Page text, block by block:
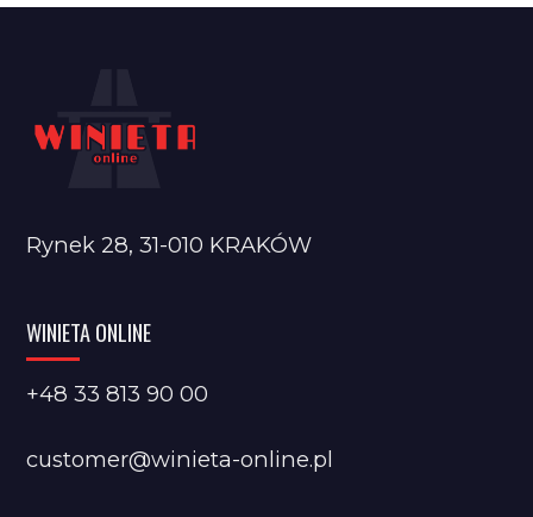
Rynek 28, 31-010 KRAKÓW
WINIETA ONLINE
+48 33 813 90 00
customer@winieta-online.pl